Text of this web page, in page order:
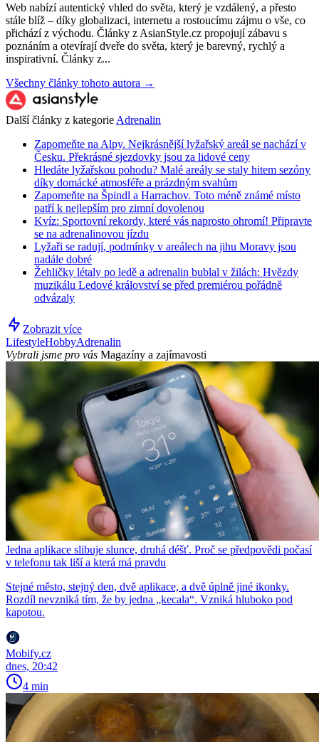
Web nabízí autentický vhled do světa, který je vzdálený, a přesto
stále blíž – díky globalizaci, internetu a rostoucímu zájmu o vše, co
přichází z východu. Články z AsianStyle.cz propojují zábavu s
poznáním a otevírají dveře do světa, který je barevný, rychlý a
inspirativní. Články z...
Všechny články tohoto autora →
Další články z kategorie Adrenalin
Zapomeňte na Alpy. Nejkrásnější lyžařský areál se nachází v
Česku. Překrásné sjezdovky jsou za lidové ceny
Hledáte lyžařskou pohodu? Malé areály se staly hitem sezóny
díky domácké atmosféře a prázdným svahům
Zapomeňte na Špindl a Harrachov. Toto méně známé místo
patří k nejlepším pro zimní dovolenou
Kvíz: Sportovní rekordy, které vás naprosto ohromí! Připravte
se na adrenalinovou jízdu
Lyžaři se radují, podmínky v areálech na jihu Moravy jsou
nadále dobré
Žehličky létaly po ledě a adrenalin bublal v žilách: Hvězdy
muzikálu Ledové království se před premiérou pořádně
odvázaly
Zobrazit více
LifestyleHobbyAdrenalin
Vybrali jsme pro vás Magazíny a zajímavosti
Jedna aplikace slibuje slunce, druhá déšť. Proč se předpovědi počasí
v telefonu tak liší a která má pravdu
Stejné město, stejný den, dvě aplikace, a dvě úplně jiné ikonky.
Rozdíl nevzniká tím, že by jedna „kecala“. Vzniká hluboko pod
kapotou.
Mobify.cz
dnes, 20:42
4 min